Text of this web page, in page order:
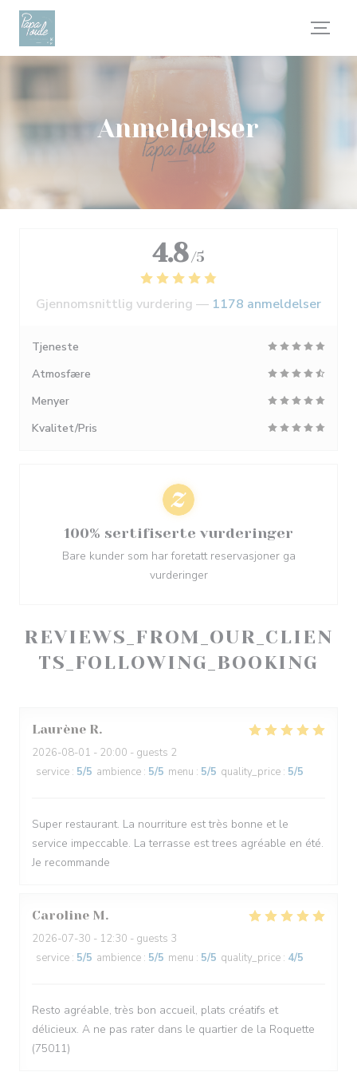
Panel for informasjonskapsler
Anmeldelser
REVIEWS_FROM_OUR_CLIEN
TS_FOLLOWING_BOOKING
Laurène R
2026-08-01 - 20:00 - guests 2
service : 5/5 ambience : 5/5 menu : 5/5 quality_price : 5/5
Super restaurant. La nourriture est très bonne et le
service impeccable. La terrasse est trees agréable en été.
Je recommande
Caroline M
2026-07-30 - 12:30 - guests 3
service : 5/5 ambience : 5/5 menu : 5/5 quality_price : 4/5
Resto agréable, très bon accueil, plats créatifs et
délicieux. A ne pas rater dans le quartier de la Roquette
(75011)
4.8 /5
Gjennomsnittlig vurdering — 1178 anmeldelser
Tjeneste
Atmosfære
Menyer
Kvalitet/Pris
100% sertifiserte vurderinger
Bare kunder som har foretatt reservasjoner ga
vurderinger